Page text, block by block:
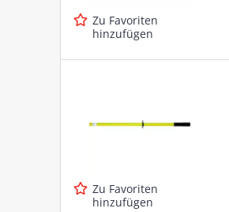
Zu Favoriten
hinzufügen
Zu Favoriten
hinzufügen